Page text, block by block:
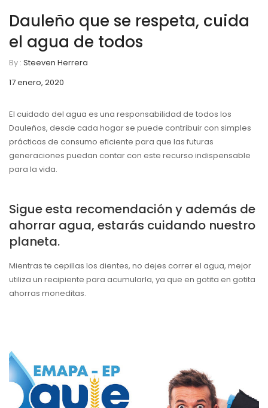
Dauleño que se respeta, cuida
el agua de todos
By : Steeven Herrera
17 enero, 2020
El cuidado del agua es una responsabilidad de todos los
Dauleños, desde cada hogar se puede contribuir con simples
prácticas de consumo eficiente para que las futuras
generaciones puedan contar con este recurso indispensable
para la vida.
Sigue esta recomendación y además de
ahorrar agua, estarás cuidando nuestro
planeta.
Mientras te cepillas los dientes, no dejes correr el agua, mejor
utiliza un recipiente para acumularla, ya que en gotita en gotita
ahorras moneditas.